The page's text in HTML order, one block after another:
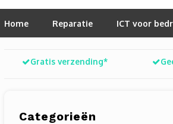
Home Reparatie ICT voor
Gratis verzending*
Categorieën